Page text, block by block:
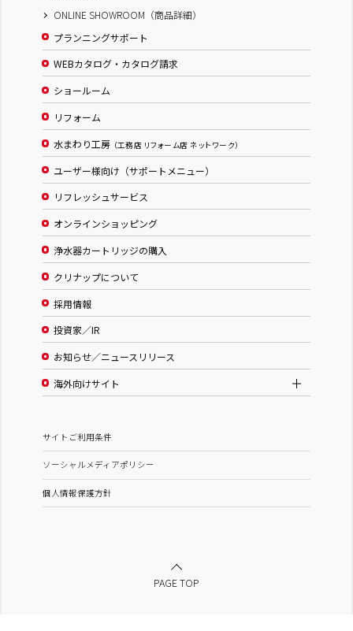
ONLINE SHOWROOM（商品詳細）
プランニングサポート
WEBカタログ・カタログ請求
ショールーム
リフォーム
水まわり工房 （工務店 リフォーム店 ネットワーク）
ユーザー様向け（サポートメニュー）
リフレッシュサービス
オンラインショッピング
浄水器カートリッジの購入
クリナップについて
採用情報
投資家／IR
お知らせ／ニュースリリース
海外向けサイト
サイトご利用条件
ソーシャルメディアポリシー
個人情報保護方針
PAGE TOP